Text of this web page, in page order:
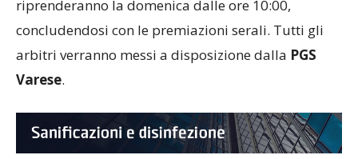
terranno dalle 12:00 di sabato fino a sera e
riprenderanno la domenica dalle ore 10:00,
concludendosi con le premiazioni serali. Tutti gli
arbitri verranno messi a disposizione dalla
Varese.